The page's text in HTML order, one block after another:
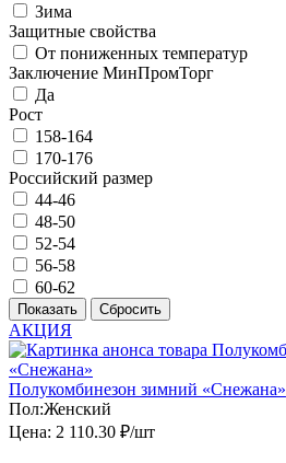
Зима
Защитные свойства
От пониженных температур
Заключение МинПромТорг
Да
Рост
158-164
170-176
Российский размер
44-46
48-50
52-54
56-58
60-62
АКЦИЯ
Полукомбинезон зимний «Снежана»
Пол:Женский
Цена: 2 110.30 ₽/шт